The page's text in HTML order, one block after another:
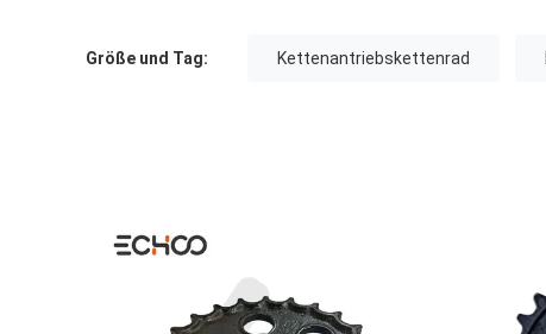
Größe und Tag: Kettenantriebskettenrad